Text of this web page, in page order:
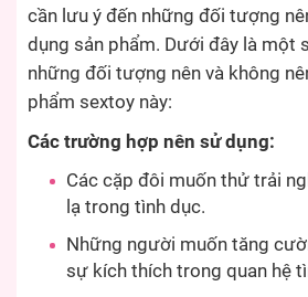
cần lưu ý đến những đối tượng
dụng sản phẩm. Dưới đây là một
những đối tượng nên và không
phẩm sextoy này:
Các trường hợp nên sử dụng:
Các cặp đôi muốn thử trải
lạ trong tình dục.
Những người muốn tăng
sự kích thích trong quan hệ